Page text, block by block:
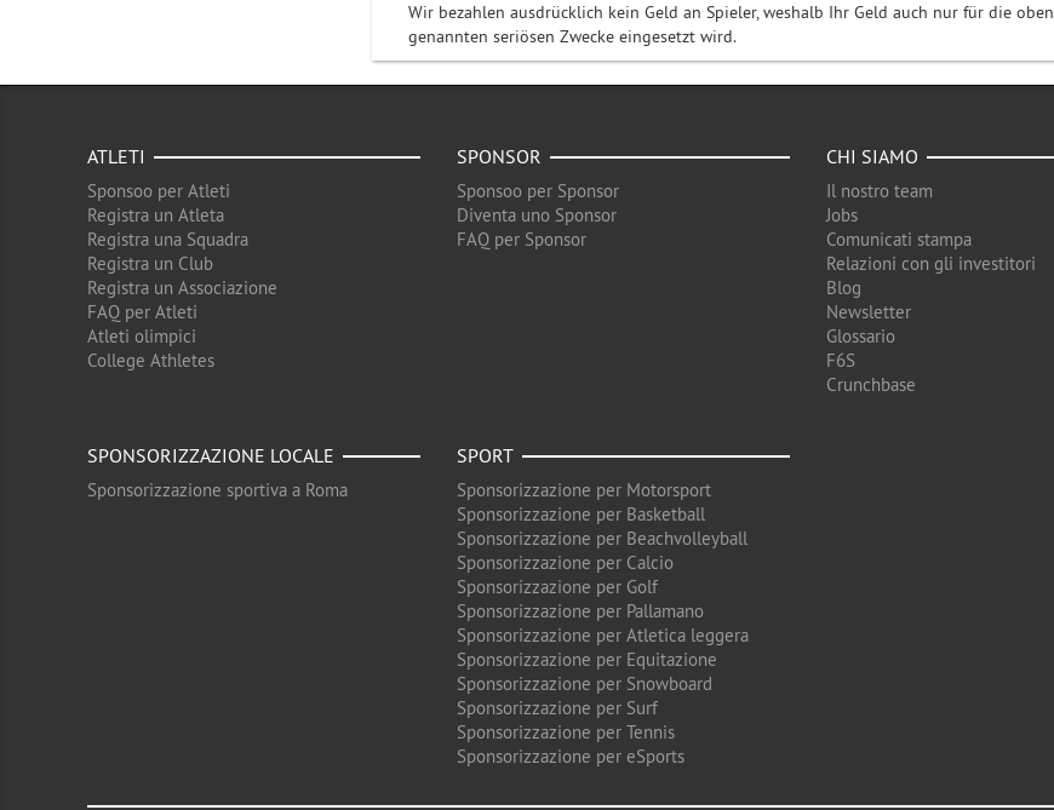
Wir bezahlen ausdrücklich kein Geld an Spieler, weshalb Ihr Geld auch nur für die oben
genannten seriösen Zwecke eingesetzt wird.
ATLETI
Sponsoo per Atleti
Registra un Atleta
Registra una Squadra
Registra un Club
Registra un Associazione
FAQ per Atleti
Atleti olimpici
College Athletes
SPONSOR
Sponsoo per Sponsor
Diventa uno Sponsor
FAQ per Sponsor
CHI SIAMO
Il nostro team
Jobs
Comunicati stampa
Relazioni con gli investitori
Blog
Newsletter
Glossario
F6S
Crunchbase
SPONSORIZZAZIONE LOCALE
Sponsorizzazione sportiva a Roma
SPORT
Sponsorizzazione per Motorsport
Sponsorizzazione per Basketball
Sponsorizzazione per Beachvolleyball
Sponsorizzazione per Calcio
Sponsorizzazione per Golf
Sponsorizzazione per Pallamano
Sponsorizzazione per Atletica leggera
Sponsorizzazione per Equitazione
Sponsorizzazione per Snowboard
Sponsorizzazione per Surf
Sponsorizzazione per Tennis
Sponsorizzazione per eSports